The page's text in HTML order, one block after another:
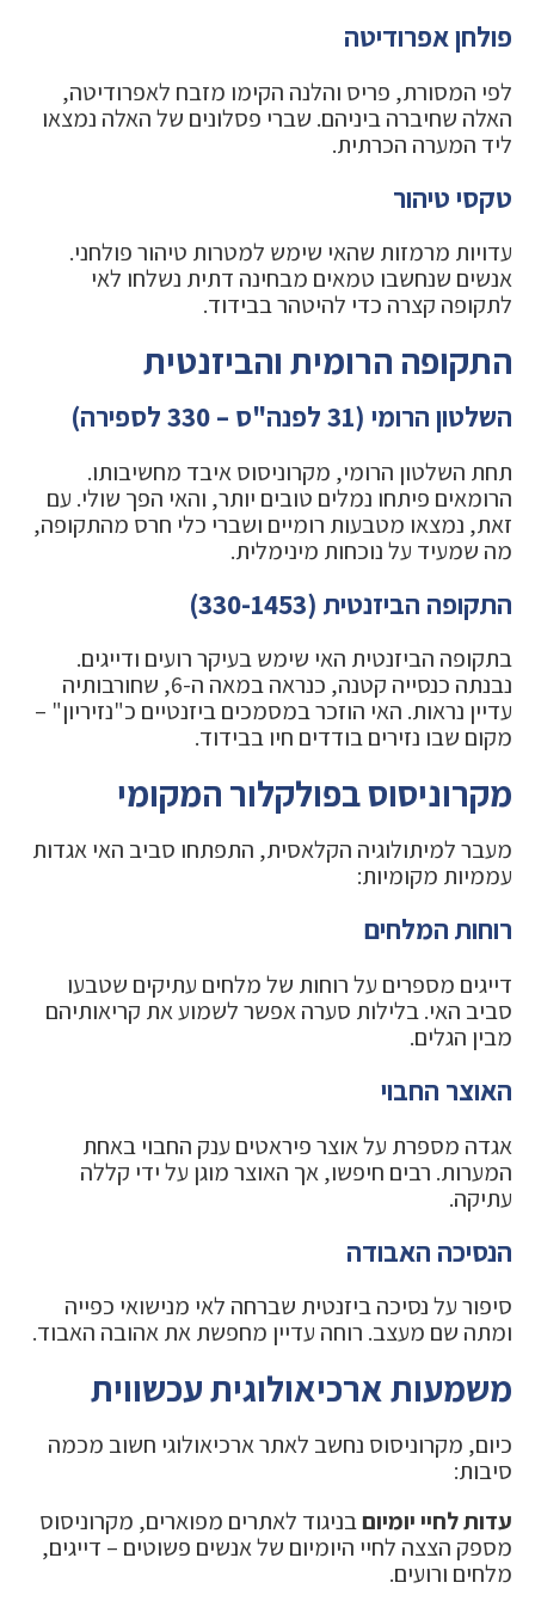
פולחן אפרודיטה
לפי המסורת, פריס והלנה הקימו מזבח לאפרודיטה,
האלה שחיברה ביניהם. שברי פסלונים של האלה נמצאו
ליד המערה הכרתית.
טקסי טיהור
עדויות מרמזות שהאי שימש למטרות טיהור פולחני.
אנשים שנחשבו טמאים מבחינה דתית נשלחו לאי
לתקופה קצרה כדי להיטהר בבידוד.
התקופה הרומית והביזנטית
השלטון הרומי (31 לפנה"ס – 330 לספירה)
תחת השלטון הרומי, מקרוניסוס איבד מחשיבותו.
הרומאים פיתחו נמלים טובים יותר, והאי הפך שולי. עם
זאת, נמצאו מטבעות רומיים ושברי כלי חרס מהתקופה,
מה שמעיד על נוכחות מינימלית.
התקופה הביזנטית (330-1453)
בתקופה הביזנטית האי שימש בעיקר רועים ודייגים.
נבנתה כנסייה קטנה, כנראה במאה ה-6, שחורבותיה
עדיין נראות. האי הוזכר במסמכים ביזנטיים כ"נזיריון" –
מקום שבו נזירים בודדים חיו בבידוד.
מקרוניסוס בפולקלור המקומי
מעבר למיתולוגיה הקלאסית, התפתחו סביב האי אגדות
עממיות מקומיות:
רוחות המלחים
דייגים מספרים על רוחות של מלחים עתיקים שטבעו
סביב האי. בלילות סערה אפשר לשמוע את קריאותיהם
מבין הגלים.
האוצר החבוי
אגדה מספרת על אוצר פיראטים ענק החבוי באחת
המערות. רבים חיפשו, אך האוצר מוגן על ידי קללה
עתיקה.
הנסיכה האבודה
סיפור על נסיכה ביזנטית שברחה לאי מנישואי כפייה
ומתה שם מעצב. רוחה עדיין מחפשת את אהובה האבוד.
משמעות ארכיאולוגית עכשווית
כיום, מקרוניסוס נחשב לאתר ארכיאולוגי חשוב מכמה
סיבות:
עדות לחיי יומיוםבניגוד לאתרים מפוארים, מקרוניסוס
מספק הצצה לחיי היומיום של אנשים פשוטים – דייגים,
מלחים ורועים.